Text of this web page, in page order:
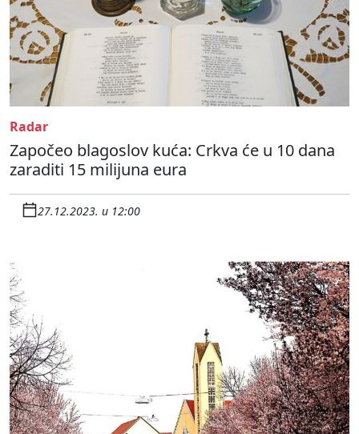
Radar
Započeo blagoslov kuća: Crkva će u 10 dana
zaraditi 15 milijuna eura
27.12.2023. u 12:00